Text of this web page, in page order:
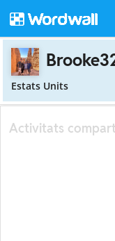
Estats Units
Activitats